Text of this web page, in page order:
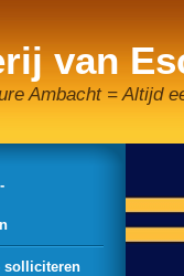
van
Ambacht = Altijd
solliciteren